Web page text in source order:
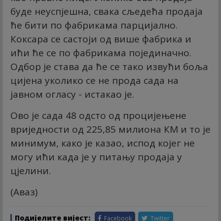
буде неуспјешна, свака сљедећа продаја
ће бити по фабрикама парцијално.
Коксара се састоји од више фабрика и
ићи ће се по фабрикама појединачно.
Одбор је става да ће се тако извући боља
цијена уколико се не прода сада на
јавном огласу - истакао је.
Ово је сада 48 одсто од процијењене
вриједности од 225,85 милиона КМ и то је
минимум, како је казао, испод којег не
могу ићи када је у питању продаја у
цјелини.
(Аваз)
Подијелите вијест: Facebook Twitter